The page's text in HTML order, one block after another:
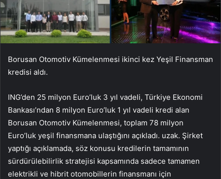
Borusan Otomotiv Kümelenmesi ikinci kez Yeşil Finansman
kredisi aldı.
ING’den 25 milyon Euro’luk 3 yıl vadeli, Türkiye Ekonomi
Bankası’ndan 8 milyon Euro’luk 1 yıl vadeli kredi alan
Borusan Otomotiv Kümelenmesi, toplam 78 milyon
Euro’luk yeşil finansmana ulaştığını açıkladı. uzak. Şirket
yaptığı açıklamada, söz konusu kredilerin tamamının
sürdürülebilirlik stratejisi kapsamında sadece tamamen
elektrikli ve hibrit otomobillerin finansmanı için